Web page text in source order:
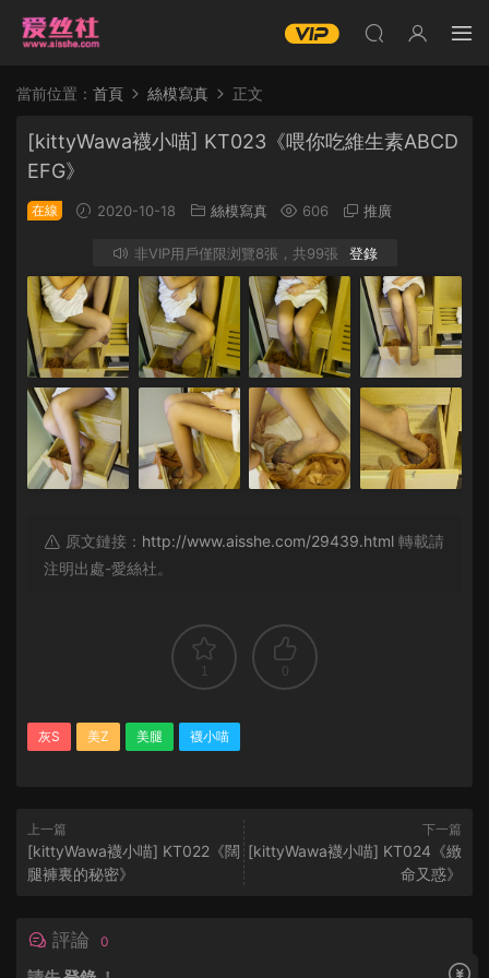
當前位置： 首頁 絲模寫真 正文
[kittyWawa襪小喵] KT023《喂你吃維生素ABCD
EFG》
在線 2020-10-18 絲模寫真 606 推廣
非VIP用戶僅限浏覽8張，共99張 登錄
原文鏈接： http://www.aisshe.com/29439.html 轉載請
注明出處-愛絲社。
1 0
灰S 美Z 美腿 襪小喵
上一篇
[kittyWawa襪小喵] KT022《闊
腿褲裏的秘密》
下一篇
[kittyWawa襪小喵] KT024《緻
命又惑》
評論 0